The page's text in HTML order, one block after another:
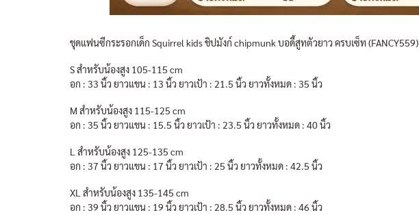
ชุดแฟนซีกระรอกเด็ก Squirrel kids ชิปมังก์ chipmunk บอดี้สูทตัวยาว ครบเซ็ท (FANCY559)
S สำหรับน้องสูง 105-115 cm
อก : 33 นิ้ว ยาวแขน : 13 นิ้ว ยาวเป้า : 21.5 นิ้ว ยาวทั้งหมด : 35 นิ้ว
M สำหรับน้องสูง 115-125 cm
อก : 35 นิ้ว ยาวแขน : 15.5 นิ้ว ยาวเป้า : 23.5 นิ้ว ยาวทั้งหมด : 40 นิ้ว
L สำหรับน้องสูง 125-135 cm
อก : 37 นิ้ว ยาวแขน : 17 นิ้ว ยาวเป้า : 25 นิ้ว ยาวทั้งหมด : 42.5 นิ้ว
XL สำหรับน้องสูง 135-145 cm
อก : 39 นิ้ว ยาวแขน : 19 นิ้ว ยาวเป้า : 28.5 นิ้ว ยาวทั้งหมด : 46 นิ้ว